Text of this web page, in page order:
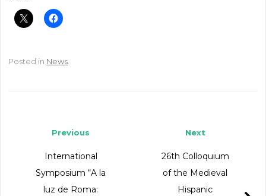
Posted in News.
Next
26th Colloquium
of the Medieval
Hispanic
Previous
International
Symposium “A la
luz de Roma: